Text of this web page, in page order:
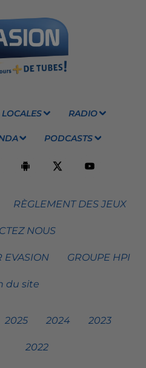
RADIO
PODCASTS
RÈGLEMENT DES JEUX
NOUS
EVASION GROUPE HPI
du site
2025 2024 2023
2022